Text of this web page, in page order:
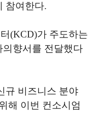
참여한다.
(KCD)가 주도하는
향서를 전달했다
규 비즈니스 분야
해 이번 컨소시엄